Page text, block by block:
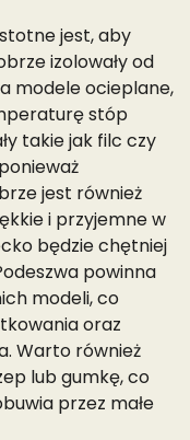
jest, aby
izolowały od
modele ocieplane,
stóp
takie jak filc czy
jest również
i przyjemne w
będzie chętniej
powinna
modeli, co
oraz
Warto również
lub gumkę, co
przez małe